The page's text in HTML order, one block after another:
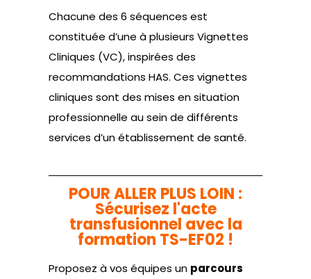
Chacune des 6 séquences est
constituée d’une à plusieurs Vignettes
Cliniques (VC), inspirées des
recommandations HAS. Ces vignettes
cliniques sont des mises en situation
professionnelle au sein de différents
services d’un établissement de santé.
POUR ALLER PLUS LOIN :
Sécurisez l'acte
transfusionnel avec la
formation TS-EF02 !
Proposez à vos équipes un parcours